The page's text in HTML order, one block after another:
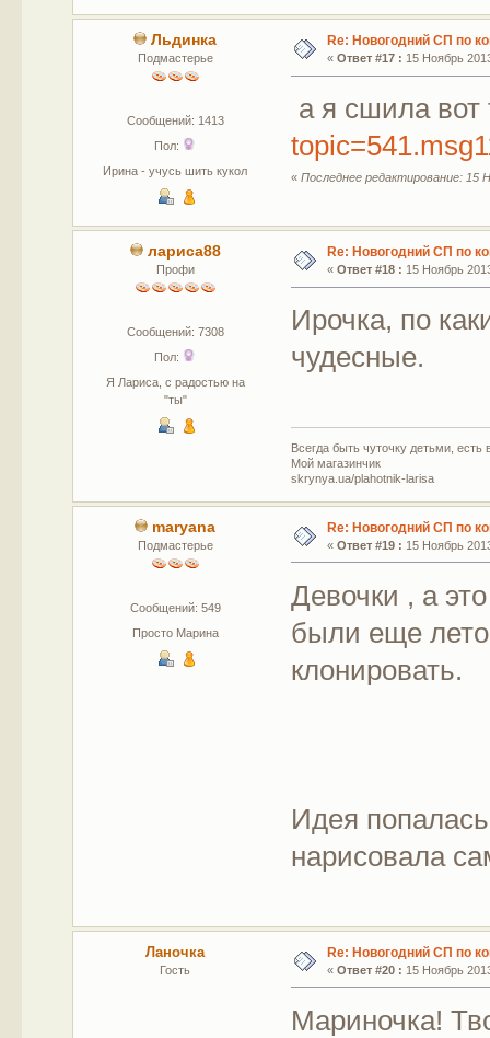
Льдинка
Подмастерье
Сообщений: 1413
Пол:
Ирина - учусь шить кукол
Re: Новогодний СП по
« Ответ #17 : 15 Ноябрь
а я сшила вот
«Последнее редактирование: 15
лариса88
Профи
Сообщений: 7308
Пол:
Я Лариса, с радостью на
"ты"
Re: Новогодний СП по
« Ответ #18 : 15 Ноябрь
Ирочка, по
чудесные.
Всегда быть чуточку детьми,
Мой магазинчик
skrynya.ua/plahotnik-larisa
maryana
Подмастерье
Сообщений: 549
Просто Марина
Re: Новогодний СП по
« Ответ #19 : 15 Ноябрь
Девочки , а
были еще
клонировать.
Идея
нарисовала
Ланочка
Гость
Re: Новогодний СП по
« Ответ #20 : 15 Ноябрь
Мариночка!